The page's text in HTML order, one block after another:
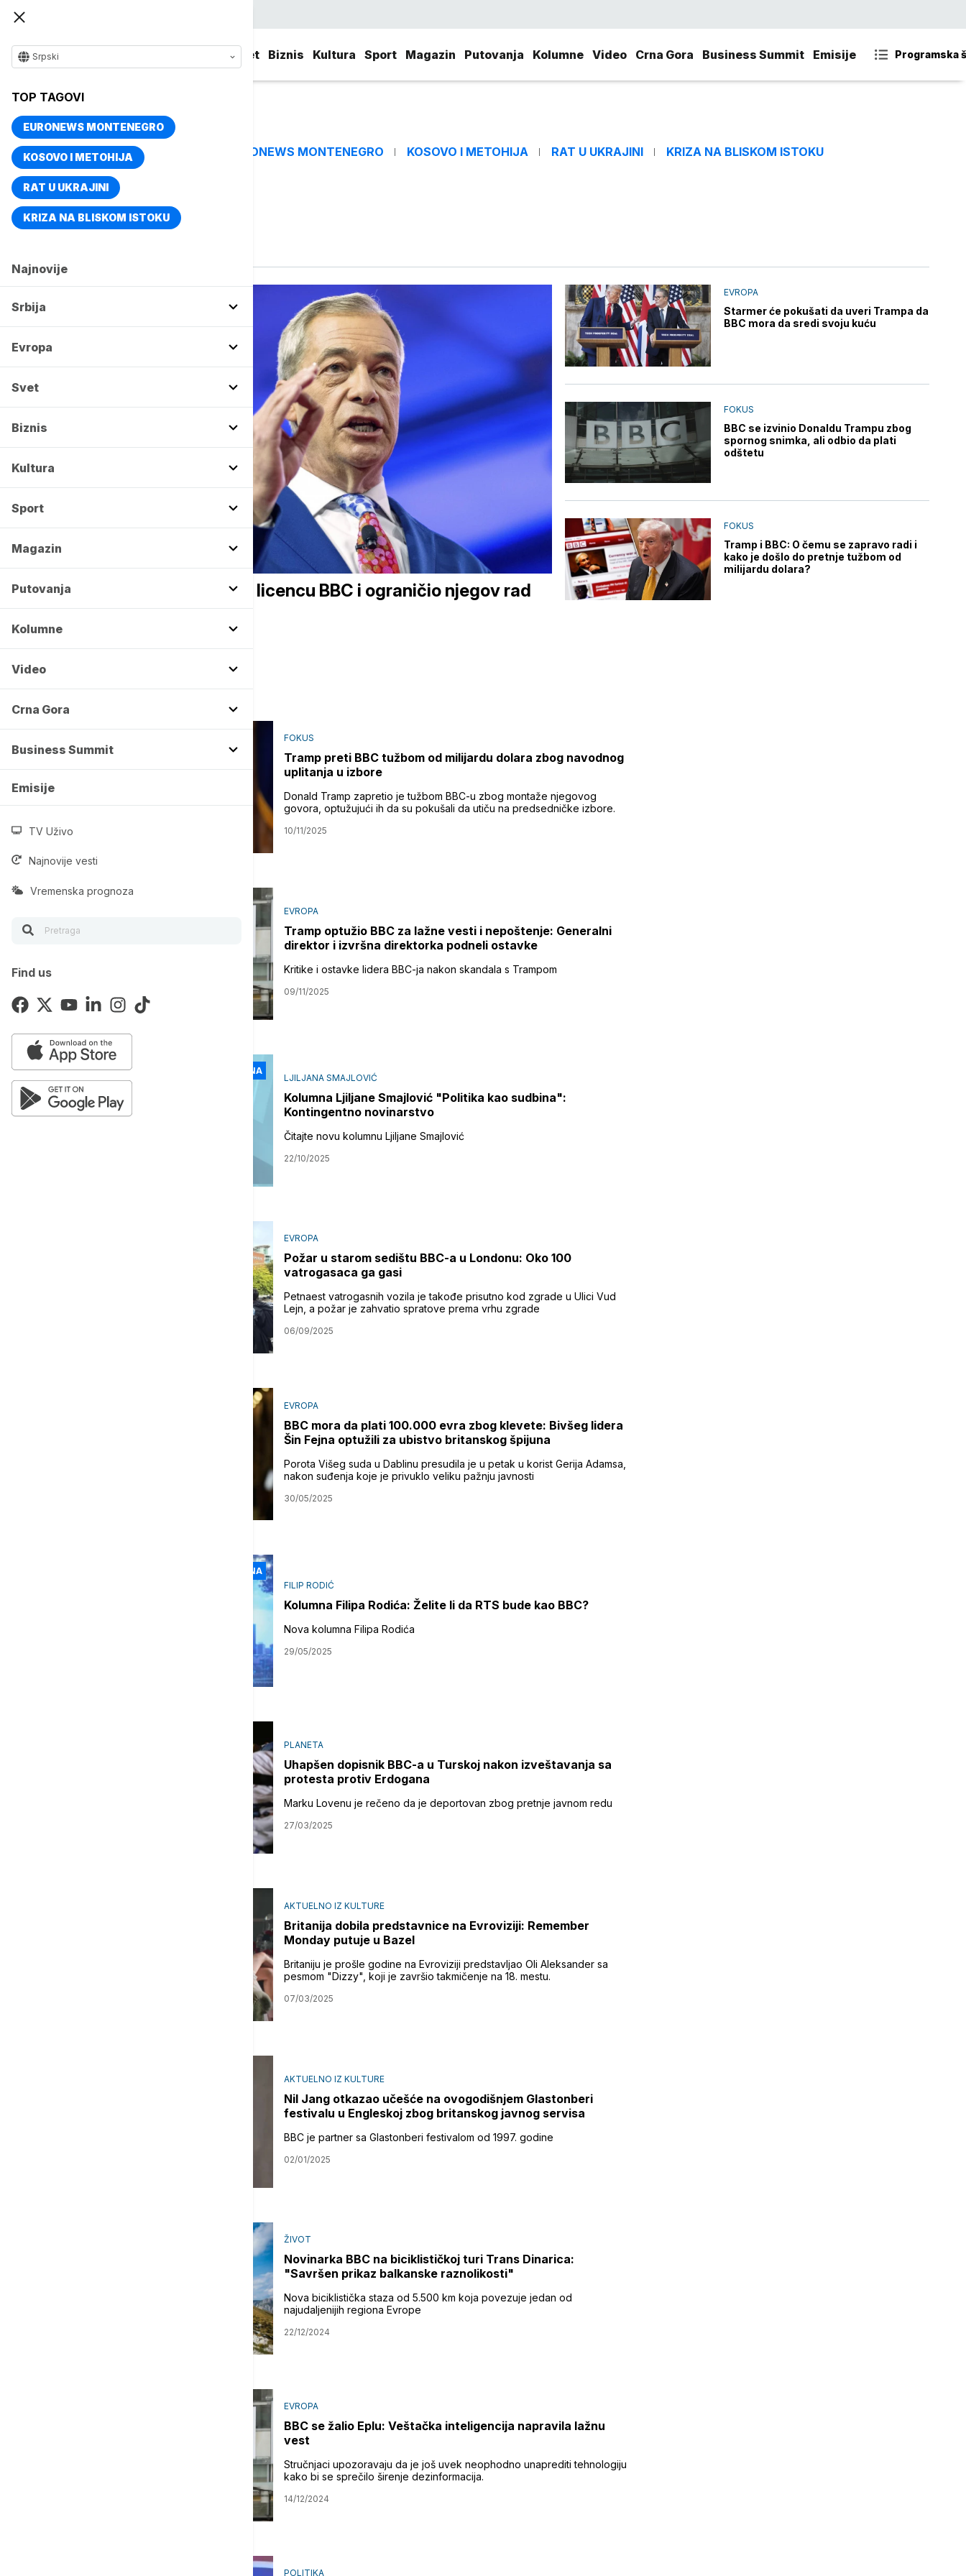
Svet Biznis Kultura Sport Magazin Putovanja Kolumne Video Crna Gora Business Summit Emisije Programska
Srpski
TOP TAGOVI
EURONEWS MONTENEGRO
KOSOVO I METOHIJA
RAT U UKRAJINI
KRIZA NA BLISKOM ISTOKU
Najnovije
Srbija
Evropa
Svet
Biznis
Kultura
Sport
Magazin
Putovanja
Kolumne
Video
Crna Gora
Business Summit
Emisije
TV Uživo
Najnovije vesti
Vremenska prognoza
Find us
TOP TAGOVI EURONEWS MONTENEGRO KOSOVO I METOHIJA RAT U UKRAJINI KRIZA NA BLISKOM ISTOKU
Vise o temi
BBC
EVROPA
Faraž: Reform UK bi ukinuo licencu BBC i ograničio njegov rad
EVROPA
Starmer će pokušati da uveri Trampa da
BBC mora da sredi svoju kuću
FOKUS
BBC se izvinio Donaldu Trampu zbog
spornog snimka, ali odbio da plati
odštetu
FOKUS
Tramp i BBC: O čemu se zapravo radi i
kako je došlo do pretnje tužbom od
milijardu dolara?
FOKUS
Tramp preti BBC tužbom od milijardu dolara zbog navodnog
uplitanja u izbore
Donald Tramp zapretio je tužbom BBC-u zbog montaže njegovog
govora, optužujući ih da su pokušali da utiču na predsedničke izbore.
10/11/2025
EVROPA
Tramp optužio BBC za lažne vesti i nepoštenje: Generalni
direktor i izvršna direktorka podneli ostavke
Kritike i ostavke lidera BBC-ja nakon skandala s Trampom
09/11/2025
KOLUMNA
LJILJANA SMAJLOVIĆ
Kolumna Ljiljane Smajlović "Politika kao sudbina":
Kontingentno novinarstvo
Čitajte novu kolumnu Ljiljane Smajlović
22/10/2025
EVROPA
Požar u starom sedištu BBC-a u Londonu: Oko 100
vatrogasaca ga gasi
Petnaest vatrogasnih vozila je takođe prisutno kod zgrade u Ulici Vud
Lejn, a požar je zahvatio spratove prema vrhu zgrade
06/09/2025
EVROPA
BBC mora da plati 100.000 evra zbog klevete: Bivšeg lidera
Šin Fejna optužili za ubistvo britanskog špijuna
Porota Višeg suda u Dablinu presudila je u petak u korist Gerija Adamsa,
nakon suđenja koje je privuklo veliku pažnju javnosti
30/05/2025
KOLUMNA
FILIP RODIĆ
Kolumna Filipa Rodića: Želite li da RTS bude kao BBC?
Nova kolumna Filipa Rodića
29/05/2025
PLANETA
Uhapšen dopisnik BBC-a u Turskoj nakon izveštavanja sa
protesta protiv Erdogana
Marku Lovenu je rečeno da je deportovan zbog pretnje javnom redu
27/03/2025
AKTUELNO IZ KULTURE
Britanija dobila predstavnice na Evroviziji: Remember
Monday putuje u Bazel
Britaniju je prošle godine na Evroviziji predstavljao Oli Aleksander sa
pesmom "Dizzy", koji je završio takmičenje na 18. mestu.
07/03/2025
AKTUELNO IZ KULTURE
Nil Jang otkazao učešće na ovogodišnjem Glastonberi
festivalu u Engleskoj zbog britanskog javnog servisa
BBC je partner sa Glastonberi festivalom od 1997. godine
02/01/2025
ŽIVOT
Novinarka BBC na biciklističkoj turi Trans Dinarica:
"Savršen prikaz balkanske raznolikosti"
Nova biciklistička staza od 5.500 km koja povezuje jedan od
najudaljenijih regiona Evrope
22/12/2024
EVROPA
BBC se žalio Eplu: Veštačka inteligencija napravila lažnu
vest
Stručnjaci upozoravaju da je još uvek neophodno unaprediti tehnologiju
kako bi se sprečilo širenje dezinformacija.
14/12/2024
POLITIKA